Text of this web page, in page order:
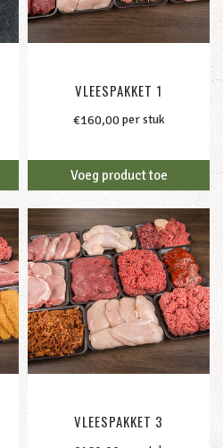
VLEESPAKKET 1
€160,00per stuk
Voeg product toe
VLEESPAKKET 3